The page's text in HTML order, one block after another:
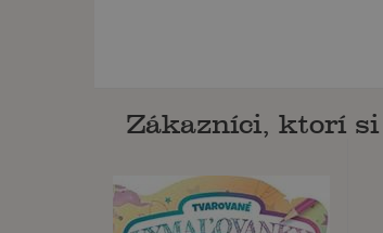
Zákazníci, ktorí